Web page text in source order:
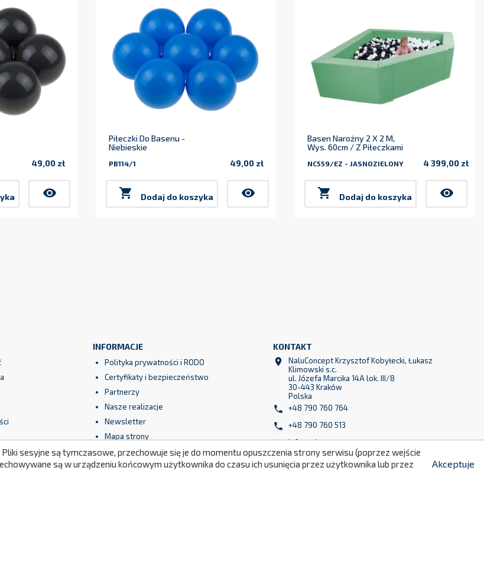
49,00 zł
visibility
Piłeczki Do Basenu -
Niebieskie
PB114/1 49,00 zł
 Dodaj do koszyka visibility
Basen Narożny 2 X 2 M,
Wys. 60cm / Z Piłeczkami
NC559/EZ - JASNOZIELONY 4 399,00 zł
 Dodaj do koszyka visibility
INFORMACJE
Polityka prywatności i RODO
Certyfikaty i bezpieczeństwo
Partnerzy
Nasze realizacje
Newsletter
Mapa strony
KONTAKT

NaluConcept Krzysztof Kobyłecki, Łukasz
Klimowski s.c.
ul. Józefa Marcika 14A lok. III/8
30-443 Kraków
Polska
 +48 790 760 764
 +48 790 760 513
 info@naluconcept.com
sesyjne są tymczasowe, przechowuje się je do momentu opuszczenia strony serwisu (poprzez wejście
są w urządzeniu końcowym użytkownika do czasu ich usunięcia przez użytkownika lub przez
Akceptuje